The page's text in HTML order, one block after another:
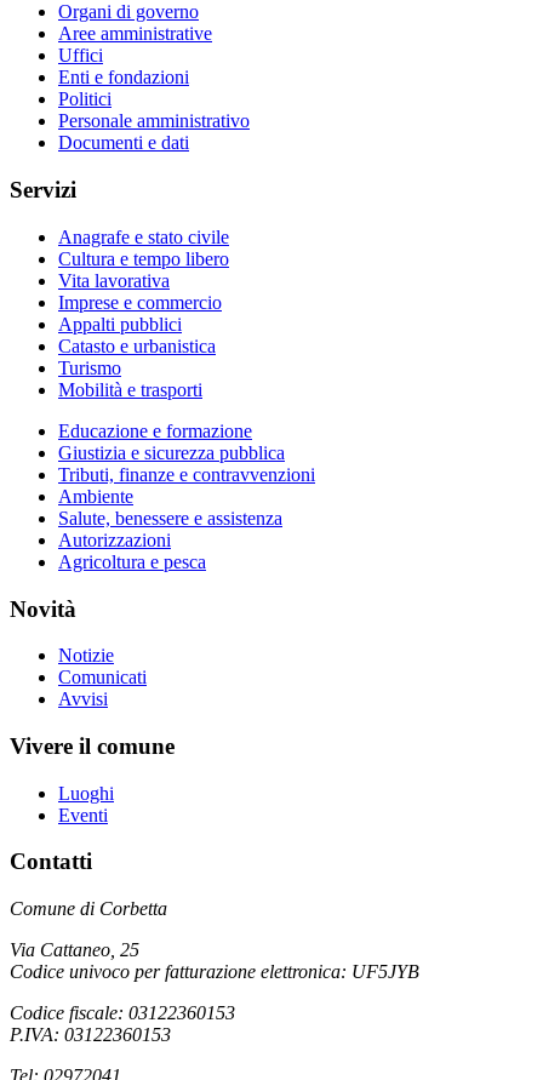
Organi di governo
Aree amministrative
Uffici
Enti e fondazioni
Politici
Personale amministrativo
Documenti e dati
Servizi
Anagrafe e stato civile
Cultura e tempo libero
Vita lavorativa
Imprese e commercio
Appalti pubblici
Catasto e urbanistica
Turismo
Mobilità e trasporti
Educazione e formazione
Giustizia e sicurezza pubblica
Tributi, finanze e contravvenzioni
Ambiente
Salute, benessere e assistenza
Autorizzazioni
Agricoltura e pesca
Novità
Notizie
Comunicati
Avvisi
Vivere il comune
Luoghi
Eventi
Contatti
Comune di Corbetta
Via Cattaneo, 25
Codice univoco per fatturazione elettronica: UF5JYB
Codice fiscale: 03122360153
P.IVA: 03122360153
Tel: 02972041